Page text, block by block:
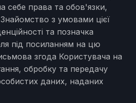
себе права та обов'язки,
Знайомство з умовами цієї
та позначка
під посиланням на цю
згода Користувача на
обробку та передачу
даних, наданих